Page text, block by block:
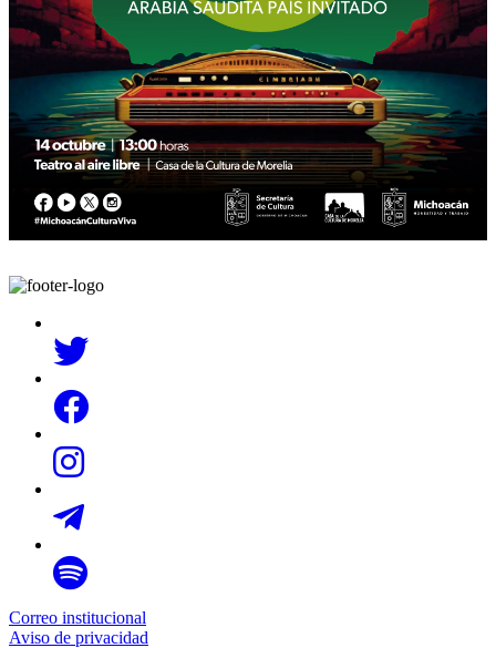
Correo institucional
Aviso de privacidad